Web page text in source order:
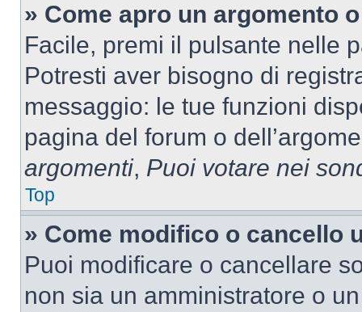
» Come apro un argomento
Facile, premi il pulsante nelle
Potresti aver bisogno di
messaggio: le tue funzioni
pagina del forum o
argomenti, Puoi votare nei
Top
» Come modifico o cancello
Puoi modificare o cancellare
non sia un amministratore o